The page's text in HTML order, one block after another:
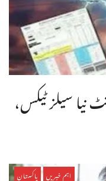
فی یونٹ نیا سیلز ٹیکس،
اہم خبریں پاکستان